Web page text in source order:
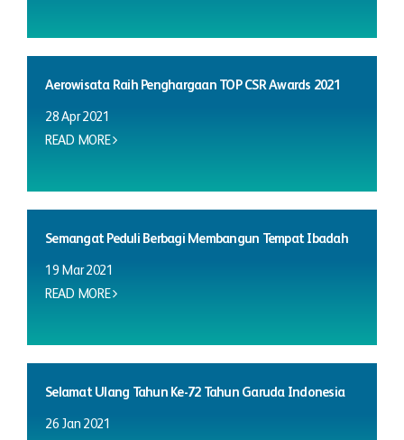
Aerowisata Raih Penghargaan TOP CSR Awards 2021
28 Apr 2021
READ MORE
Semangat Peduli Berbagi Membangun Tempat Ibadah
19 Mar 2021
READ MORE
Selamat Ulang Tahun Ke-72 Tahun Garuda Indonesia
26 Jan 2021